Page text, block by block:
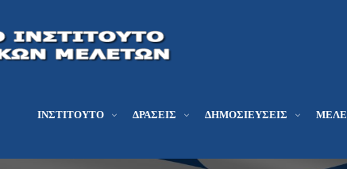
ΙΝΣΤΙΤΟΎΤΟ ΔΡΆΣΕΙΣ ΔΗΜΟΣΙΕΎΣΕΙΣ